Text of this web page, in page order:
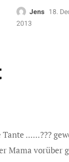
Jens 18.
2013
......???
Mama vorüber